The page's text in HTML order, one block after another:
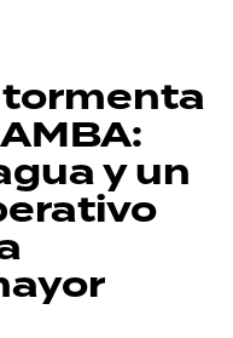
tormenta
y un